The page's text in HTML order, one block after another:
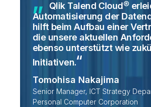
Qlik Talend Cloud®
Automatisierung der
hilft beim Aufbau einer
die unsere aktuellen
ebenso unterstützt wie
Initiativen.
Tomohisa Nakajima
Senior Manager, ICT Strategy
Personal Computer Corporation